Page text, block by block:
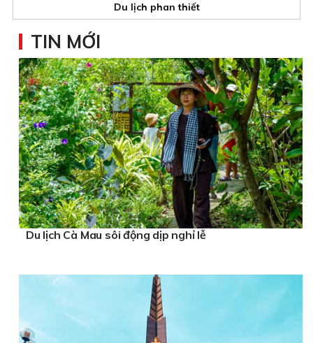
Du lịch phan thiết
dịch vụ ông già noel giao quà
ha giang tours
Combo Mgallery Cát Bà 3N2Đ
Halong Bay 5 star cruise
TIN MỚI
Du lịch Cà Mau sôi động dịp nghỉ lễ